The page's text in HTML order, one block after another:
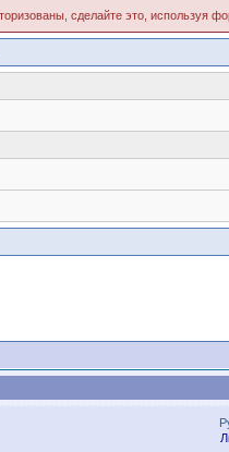
сделайте это, используя